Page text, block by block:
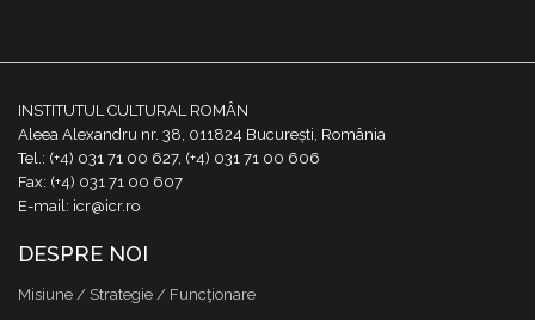
INSTITUTUL CULTURAL ROMÂN
Aleea Alexandru nr. 38, 011824 București, România
Tel.: (+4) 031 71 00 627, (+4) 031 71 00 606
Fax: (+4) 031 71 00 607
E-mail: icr@icr.ro
DESPRE NOI
Misiune / Strategie / Funcţionare